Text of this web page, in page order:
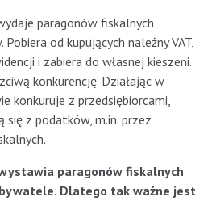
paragonów fiskalnych
od kupujących należny VAT,
i zabiera do własnej kieszeni.
konkurencję. Działając w
konkuruje z przedsiębiorcami,
z podatków, m.in. przez
paragonów fiskalnych
Dlatego tak ważne jest